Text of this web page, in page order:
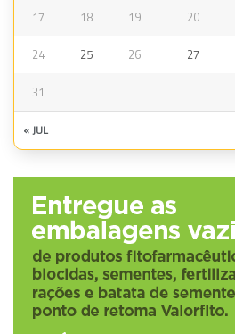
17 18 19 20
24 25 26 27
31
« JUL